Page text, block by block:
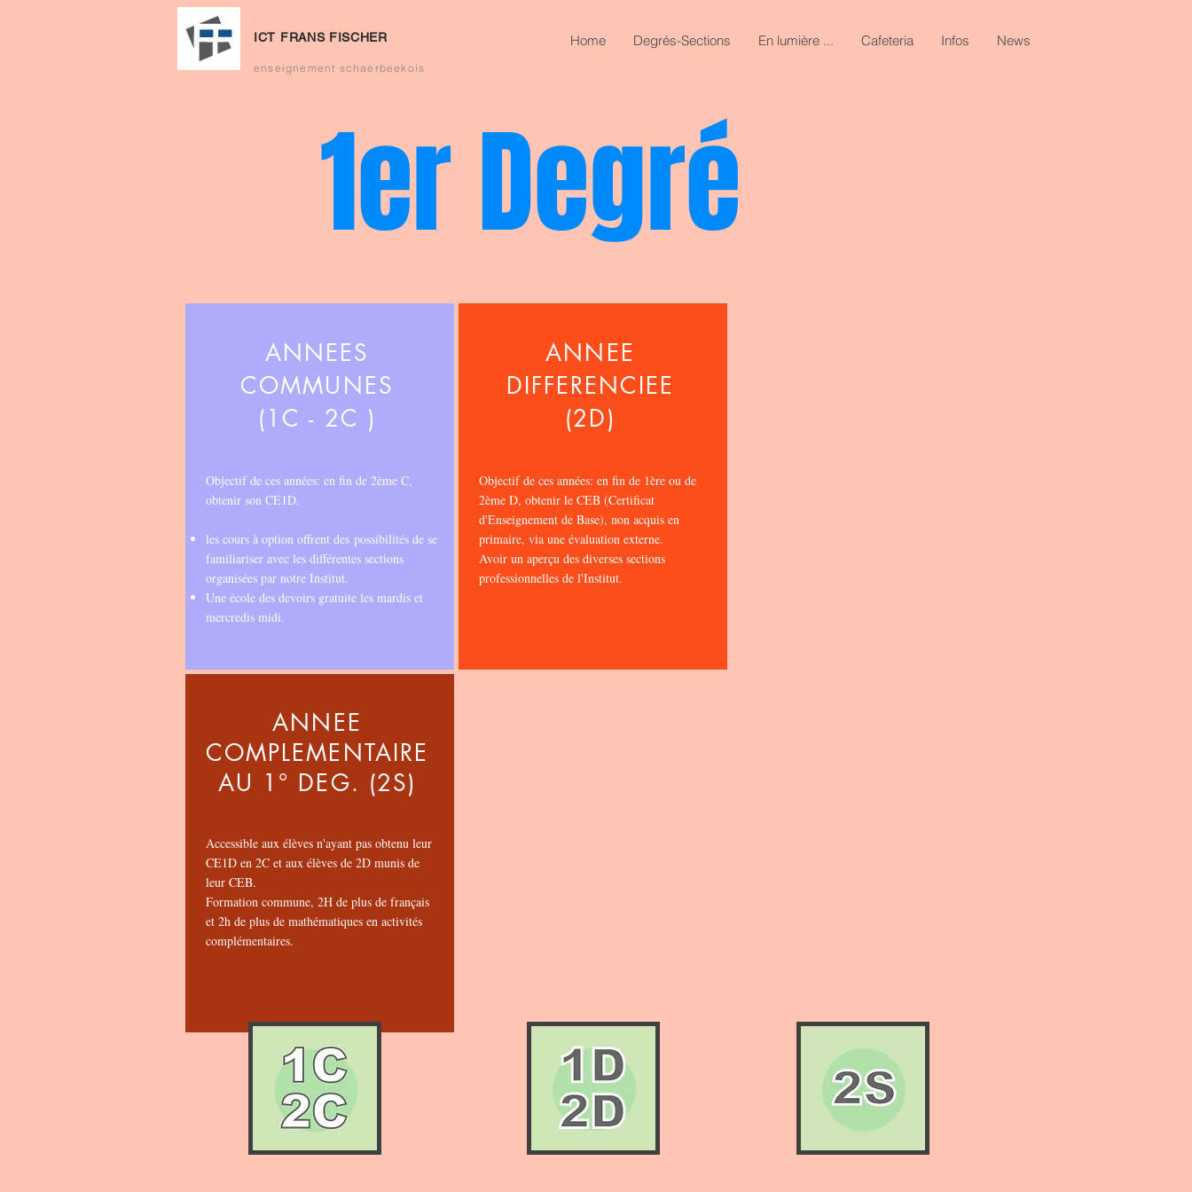
Home Degrés-Sections En lumière ... Cafeteria Infos News
ICT FRANS FISCHER
enseignement schaerbeekois
1er Degré
ANNEES
COMMUNES
(1C - 2C )
Objectif de ces années: en fin de 2ème C,
obtenir son CE1D.
les cours à option offrent des possibilités de se
familiariser avec les différentes sections
organisées par notre Institut.
Une école des devoirs gratuite les mardis et
mercredis midi.
ANNEE
DIFFERENCIEE
(2D)
Objectif de ces années: en fin de 1ère ou de
2ème D, obtenir le CEB (Certificat
d'Enseignement de Base), non acquis en
primaire, via une évaluation externe.
Avoir un aperçu des diverses sections
professionnelles de l'Institut.
ANNEE
COMPLEMENTAIRE
AU 1° DEG. (2S)
Accessible aux élèves n'ayant pas obtenu leur
CE1D en 2C et aux élèves de 2D munis de
leur CEB.
Formation commune, 2H de plus de français
et 2h de plus de mathématiques en activités
complémentaires.